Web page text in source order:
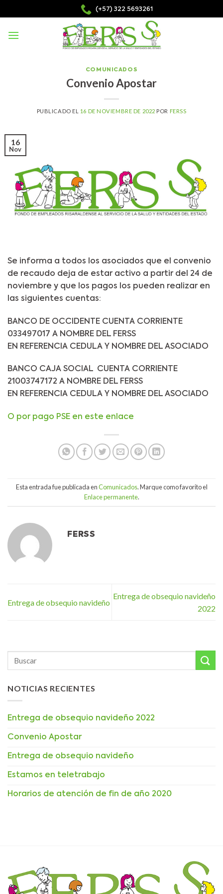
to
content
(+57) 322 5693261
COMUNICADOS
Convenio Apostar
PUBLICADO EL 16 DE NOVIEMBRE DE 2022 POR FERSS
16
Nov
Se informa a todos los asociados que el convenio
de recaudo deja de estar activo a partir del 24 de
noviembre y que los pagos los pueden realizar en
las siguientes cuentas:
BANCO DE OCCIDENTE CUENTA CORRIENTE
033497017 A NOMBRE DEL FERSS
EN REFERENCIA CEDULA Y NOMBRE DEL ASOCIADO
BANCO CAJA SOCIAL CUENTA CORRIENTE
21003747172 A NOMBRE DEL FERSS
EN REFERENCIA CEDULA Y NOMBRE DEL ASOCIADO
O por pago PSE en este enlace
Esta entrada fue publicada enComunicados. Marque como favorito el
Enlace permanente.
FERSS
Entrega de obsequio navideño
Entrega de obsequio navideño
2022
NOTICIAS RECIENTES
Entrega de obsequio navideño 2022
Convenio Apostar
Entrega de obsequio navideño
Estamos en teletrabajo
Horarios de atención de fin de año 2020